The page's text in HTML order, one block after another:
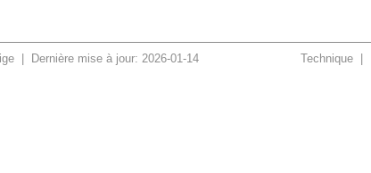
| Dernière mise à jour: 2026-01-14 Technique